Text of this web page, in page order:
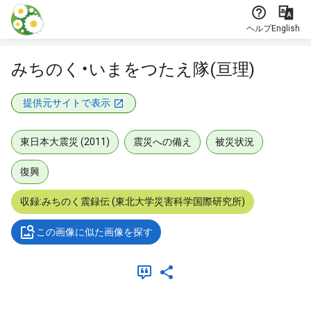
本文に飛ぶ
ヘルプEnglish
みちのく・いまをつたえ隊(亘理)
提供元サイトで表示
東日本大震災 (2011) 震災への備え 被災状況
復興
収録:みちのく震録伝 (東北大学災害科学国際研究所)
この画像に似た画像を探す